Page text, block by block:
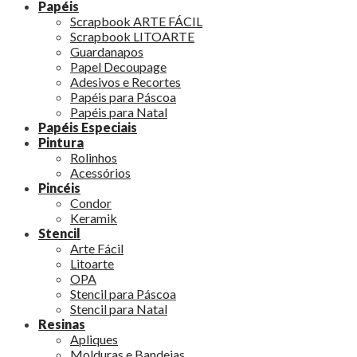
Papéis
Scrapbook ARTE FÁCIL
Scrapbook LITOARTE
Guardanapos
Papel Decoupage
Adesivos e Recortes
Papéis para Páscoa
Papéis para Natal
Papéis Especiais
Pintura
Rolinhos
Acessórios
Pincéis
Condor
Keramik
Stencil
Arte Fácil
Litoarte
OPA
Stencil para Páscoa
Stencil para Natal
Resinas
Apliques